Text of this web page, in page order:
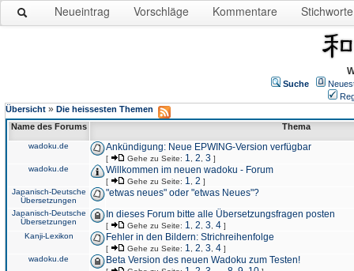
Neueintrag Vorschläge Kommentare Stichworte
Suche
Übersicht » Die heissesten Themen
Name des Forums
Thema
wadoku.de Ankündigung: Neue EPWING-Version verfügbar
[ Gehe zu Seite: 1 2 3 ]
wadoku.de
Willkommen im neuen wadoku - Forum
[ Gehe zu Seite: 1 2 ]
Japanisch-Deutsche
Übersetzungen
"etwas neues" oder "etwas Neues"?
Japanisch-Deutsche
Übersetzungen
In dieses Forum bitte alle Übersetzungsfragen posten
[ Gehe zu Seite: 1 2 3 4 ]
Kanji-Lexikon
Fehler in den Bildern: Strichreihenfolge
[ Gehe zu Seite: 1 2 3 4 ]
wadoku.de
Beta Version des neuen Wadoku zum Testen!